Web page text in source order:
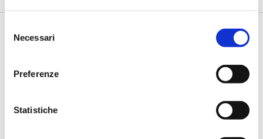
delNecessari
Preferenze
Statistiche